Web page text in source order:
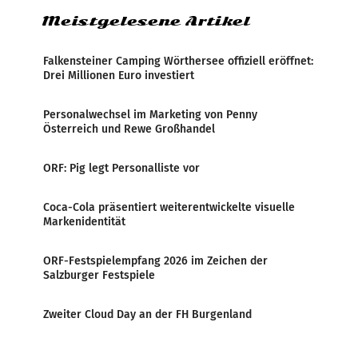
Meistgelesene Artikel
Falkensteiner Camping Wörthersee offiziell eröffnet:
Drei Millionen Euro investiert
Personalwechsel im Marketing von Penny
Österreich und Rewe Großhandel
ORF: Pig legt Personalliste vor
Coca-Cola präsentiert weiterentwickelte visuelle
Markenidentität
ORF-Festspielempfang 2026 im Zeichen der
Salzburger Festspiele
Zweiter Cloud Day an der FH Burgenland